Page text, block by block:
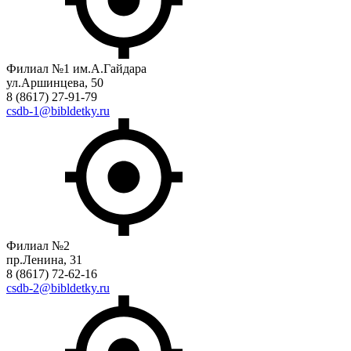
Филиал №1 им.А.Гайдара
ул.Аршинцева, 50
8 (8617) 27-91-79
csdb-1@bibldetky.ru
Филиал №2
пр.Ленина, 31
8 (8617) 72-62-16
csdb-2@bibldetky.ru